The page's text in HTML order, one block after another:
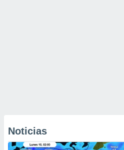
Noticias